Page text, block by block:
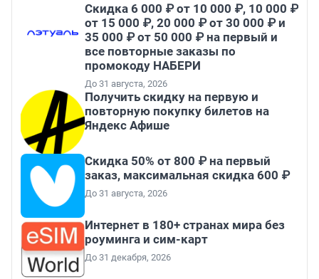
Скидка 6 000 ₽ от 10 000 ₽, 10 000 ₽
от 15 000 ₽, 20 000 ₽ от 30 000 ₽ и
35 000 ₽ от 50 000 ₽ на первый и
все повторные заказы по
промокоду НАБЕРИ
До 31 августа, 2026
Получить скидку на первую и
повторную покупку билетов на
Яндекс Афише
Скидка 50% от 800 ₽ на первый
заказ, максимальная скидка 600 ₽
До 31 августа, 2026
Интернет в 180+ странах мира без
роуминга и сим-карт
До 31 декабря, 2026